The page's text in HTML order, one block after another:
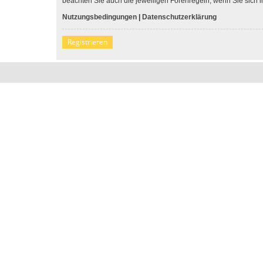
Nutzungsbedingungen | Datenschutzerklärung
Registrieren